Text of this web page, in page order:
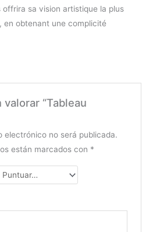
sa vision artistique la plus
obtenant une complicité
“Tableau
electrónico no será publicada.
están marcados con *